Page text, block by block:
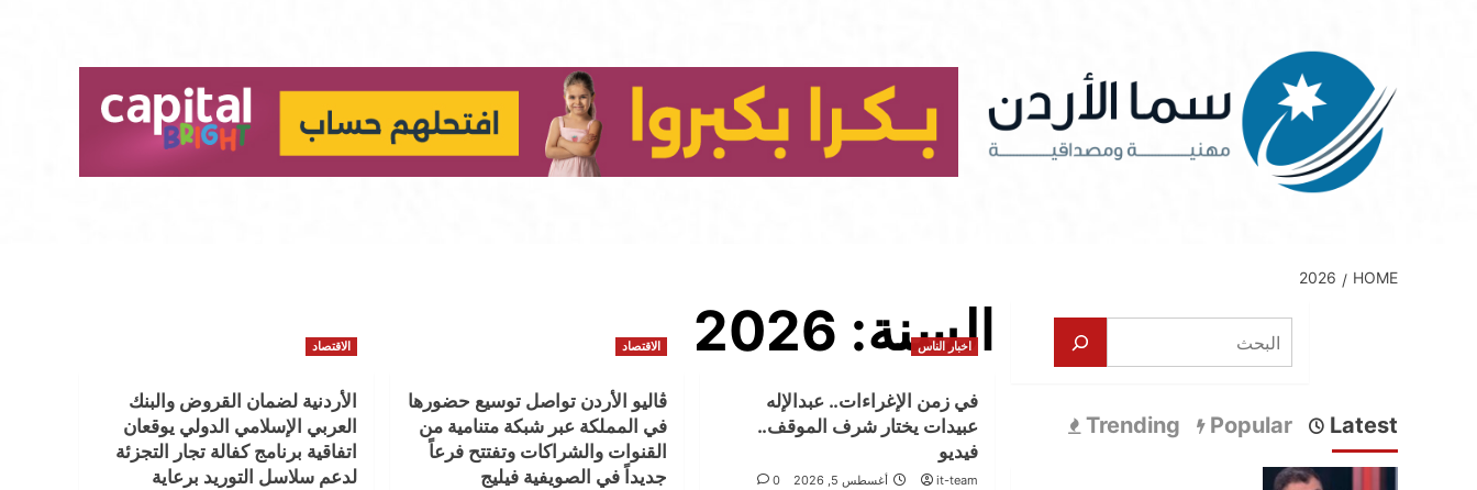
HOME
2026
السنة: 2026 اخبار الناس
في زمن الإغراءات.. عبدالإله
عبيدات يختار شرف الموقف..
فيديو
it-team أغسطس 5, 2026 0
الاقتصاد
ڤاليو الأردن تواصل توسيع حضورها
في المملكة عبر شبكة متنامية من
القنوات والشراكات وتفتتح فرعاً
جديداً في الصويفية فيليج
الاقتصاد
الأردنية لضمان القروض والبنك
العربي الإسلامي الدولي يوقعان
اتفاقية برنامج كفالة تجار التجزئة
لدعم سلاسل التوريد برعاية
البحث
Latest
Popular
Trending